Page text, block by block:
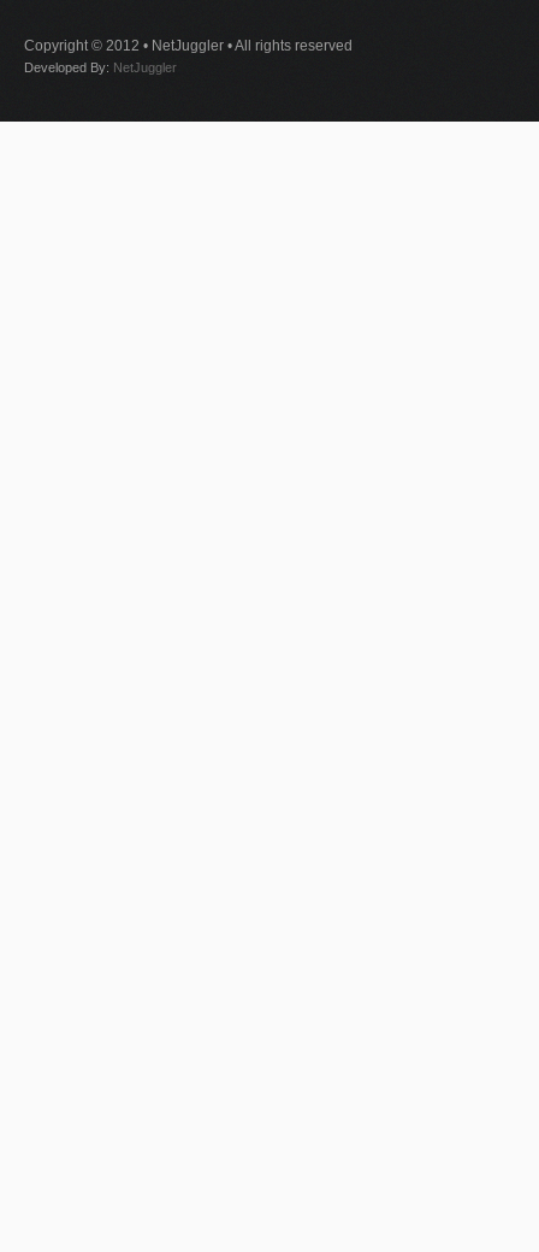
Copyright © 2012 • NetJuggler • All rights reserved
Developed By: NetJuggler